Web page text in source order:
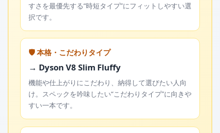
すさを最優先する“時短タイプ”にフィットしやすい選
択です。
🛡️ 本格・こだわりタイプ
→ Dyson V8 Slim Fluffy
機能や仕上がりにこだわり、納得して選びたい人向
け。スペックを吟味したい“こだわりタイプ”に向きや
すい一本です。